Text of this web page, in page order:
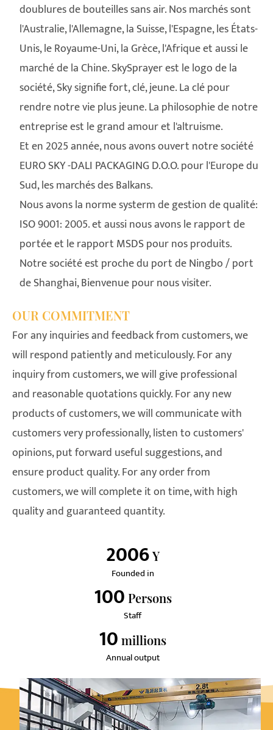
doublures de bouteilles sans air. Nos marchés sont
l'Australie, l'Allemagne, la Suisse, l'Espagne, les États-
Unis, le Royaume-Uni, la Grèce, l'Afrique et aussi le
marché de la Chine. SkySprayer est le logo de la
société, Sky signifie fort, clé, jeune. La clé pour
rendre notre vie plus jeune. La philosophie de notre
entreprise est le grand amour et l'altruisme.
Et en 2025 année, nous avons ouvert notre société
EURO SKY -DALI PACKAGING D.O.O. pour l'Europe du
Sud, les marchés des Balkans.
Nous avons la norme systerm de gestion de qualité:
ISO 9001: 2005. et aussi nous avons le rapport de
portée et le rapport MSDS pour nos produits.
Notre société est proche du port de Ningbo / port
de Shanghai, Bienvenue pour nous visiter.
OUR COMMITMENT
For any inquiries and feedback from customers, we
will respond patiently and meticulously. For any
inquiry from customers, we will give professional
and reasonable quotations quickly. For any new
products of customers, we will communicate with
customers very professionally, listen to customers'
opinions, put forward useful suggestions, and
ensure product quality. For any order from
customers, we will complete it on time, with high
quality and guaranteed quantity.
2006Y
Founded in
100 Persons
Staff
10 Millions
Annual output